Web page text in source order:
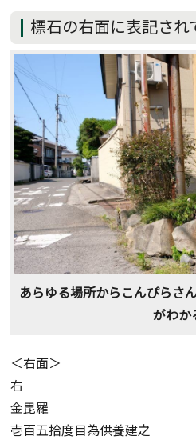
標石の右面に表記され
あらゆる場所からこんぴらさ
がわか
＜右面＞
右
金毘羅
壱百五拾度目為供養建之